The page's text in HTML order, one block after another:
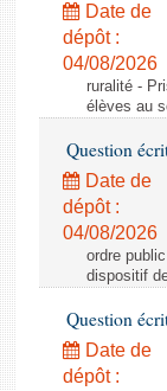
Date de
dépôt :
04/08/2026
ruralité -
élèves au
Question
Date de
dépôt :
04/08/2026
ordre
dispositif
Question
Date de
dépôt :